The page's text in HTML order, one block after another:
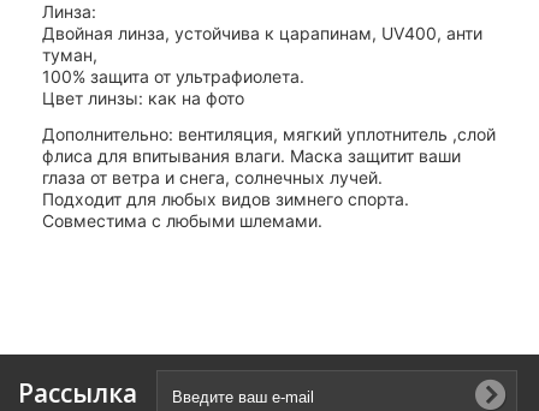
Линза:
Двойная линза, устойчива к царапинам, UV400, анти
туман,
100% защита от ультрафиолета.
Цвет линзы: как на фото
Дополнительно: вентиляция, мягкий уплотнитель ,слой
флиса для впитывания влаги. Маска защитит ваши
глаза от ветра и снега, солнечных лучей.
Подходит для любых видов зимнего спорта.
Совместима с любыми шлемами.
Рассылка